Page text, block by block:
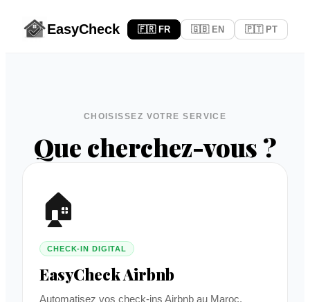
EasyCheck 🇫🇷 FR 🇬🇧 EN 🇵🇹 PT
CHOISISSEZ VOTRE SERVICE
Que cherchez-vous ?
🏠
CHECK-IN DIGITAL
EasyCheck Airbnb
Automatisez vos check-ins Airbnb au Maroc.